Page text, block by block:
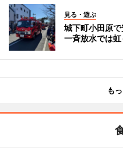
見る・遊ぶ
城下町小田原
一斉放水では虹
も